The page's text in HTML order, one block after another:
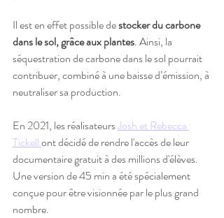
Il est en effet possible de stocker du carbone
dans le sol, grâce aux plantes. Ainsi, la
séquestration de carbone dans le sol pourrait
contribuer, combiné à une baisse d’émission, à
neutraliser sa production.
En 2021, les réalisateurs Josh et Rebecca
Tickell ont décidé de rendre l'accès de leur
documentaire gratuit à des millions d'élèves.
Une version de 45 min a été spécialement
conçue pour être visionnée par le plus grand
nombre.